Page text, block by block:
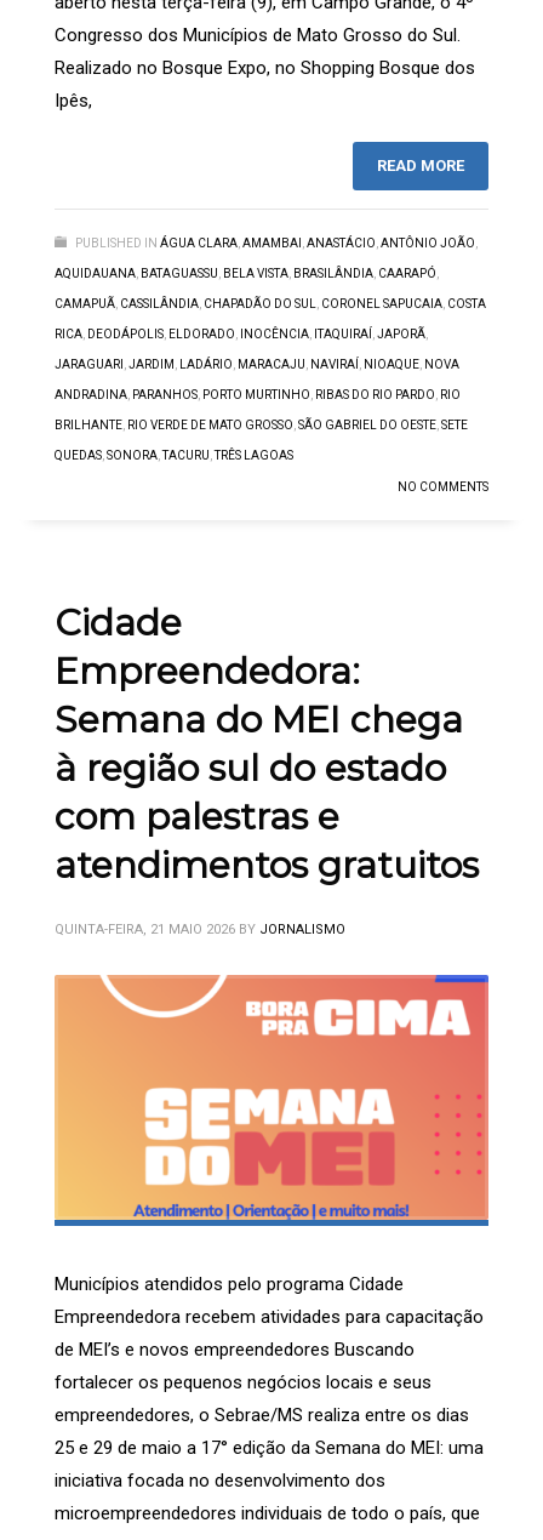
Congresso dos Municípios de Mato Grosso do Sul.
Realizado no Bosque Expo, no Shopping Bosque dos
Ipês,
READ MORE
PUBLISHED IN ÁGUA CLARA AMAMBAI ANASTÁCIO ANTÔNIO JOÃO
AQUIDAUANA BATAGUASSU BELA VISTA BRASILÂNDIA CAARAPÓ
CAMAPUÃ CASSILÂNDIA CHAPADÃO DO SUL CORONEL SAPUCAIA COSTA
RICA DEODÁPOLIS ELDORADO INOCÊNCIA ITAQUIRAÍ JAPORÃ
JARAGUARI JARDIM LADÁRIO MARACAJU NAVIRAÍ NIOAQUE NOVA
ANDRADINA PARANHOS PORTO MURTINHO RIBAS DO RIO PARDO RIO
BRILHANTE RIO VERDE DE MATO GROSSO SÃO GABRIEL DO OESTE SETE
QUEDAS SONORA ,TACURU ,TRÊS LAGOAS
NO COMMENTS
Cidade
Empreendedora:
Semana do MEI chega
à região sul do estado
com palestras e
atendimentos gratuitos
QUINTA-FEIRA, 21 MAIO 2026 BY JORNALISMO
Municípios atendidos pelo programa Cidade
Empreendedora recebem atividades para capacitação
de MEI’s e novos empreendedores Buscando
fortalecer os pequenos negócios locais e seus
empreendedores, o Sebrae/MS realiza entre os dias
25 e 29 de maio a 17° edição da Semana do MEI: uma
iniciativa focada no desenvolvimento dos
microempreendedores individuais de todo o país, que